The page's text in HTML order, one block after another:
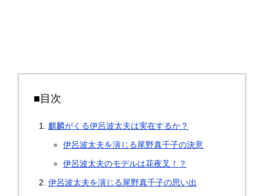
■目次
麒麟がくる伊呂波太夫は実在するか？
伊呂波太夫を演じる尾野真千子の決意
伊呂波太夫のモデルは花夜叉！？
伊呂波太夫を演じる尾野真千子の思い出